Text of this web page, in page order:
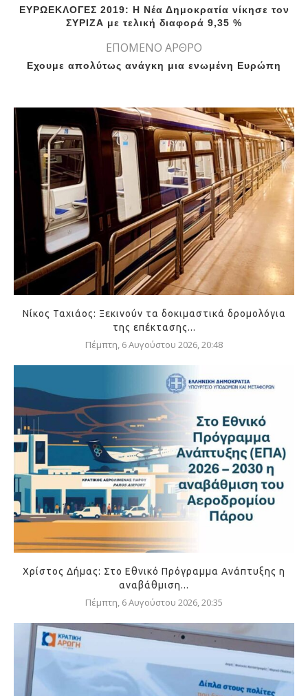
ΕΥΡΩΕΚΛΟΓΕΣ 2019: Η Νέα Δημοκρατία νίκησε τον
ΣΥΡΙΖΑ με τελική διαφορά 9,35 %
ΕΠΟΜΕΝΟ ΑΡΘΡΟ
Εχουμε απολύτως ανάγκη μια ενωμένη Ευρώπη
Νίκος Ταχιάος: Ξεκινούν τα δοκιμαστικά δρομολόγια
της επέκτασης...
Πέμπτη, 6 Αυγούστου 2026, 20:48
Χρίστος Δήμας: Στο Εθνικό Πρόγραμμα Ανάπτυξης η
αναβάθμιση...
Πέμπτη, 6 Αυγούστου 2026, 20:35